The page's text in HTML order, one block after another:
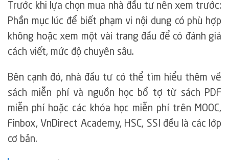
Trước khi lựa chọn mua nhà đầu tư nên xem trước:
Phần mục lúc để biết phạm vi nội dung có phù hợp
không hoặc xem một vài trang đầu để có đánh giá
cách viết, mức độ chuyên sâu.
Bên cạnh đó, nhà đầu tư có thể tìm hiểu thêm về
sách miễn phí và nguồn học bổ tợ từ sách PDF
miễn phí hoặc các khóa học miễn phí trên MOOC,
Finbox, VnDirect Academy, HSC, SSI đều là các lớp
cơ bản.